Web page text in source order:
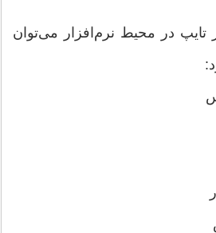
تایپ در محیط نرم‌افزار می‌توان